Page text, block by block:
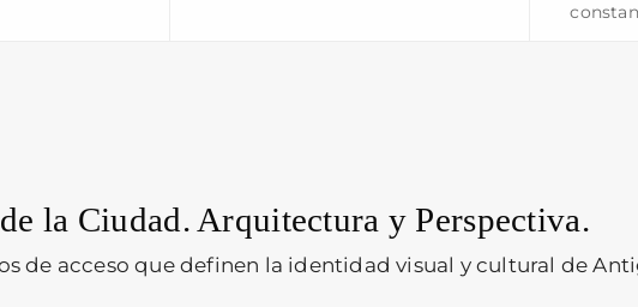
la Ciudad. Arquitectura y Perspectiva.
de acceso que definen la identidad visual y cultural de